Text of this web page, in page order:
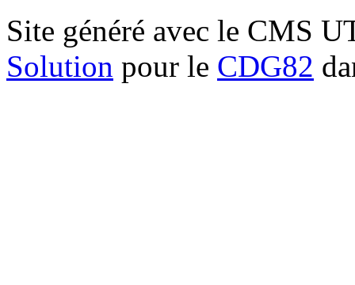
Site généré avec le CMS
Solution pour le CDG82